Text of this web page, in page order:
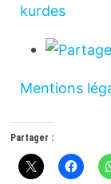
kurdes
Mentions
Partager :